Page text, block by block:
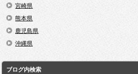
宮崎県
熊本県
鹿児島県
沖縄県
ブログ内検索